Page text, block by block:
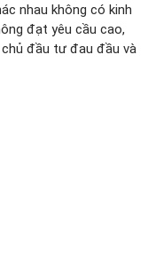
nhau không có kinh
đạt yêu cầu cao,
đầu tư đau đầu và